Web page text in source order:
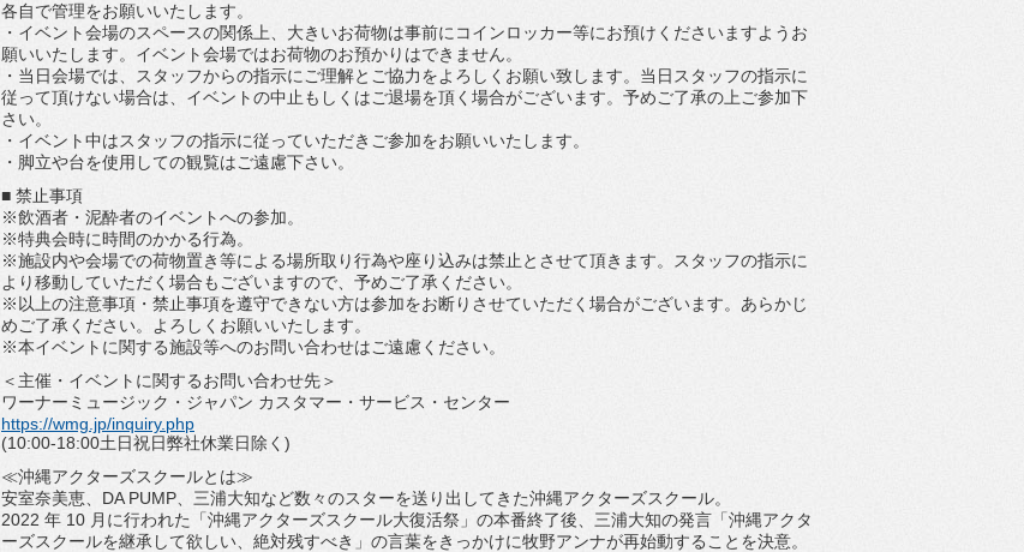
各自で管理をお願いいたします。
・イベント会場のスペースの関係上、 大きいお荷物は事前にコインロッカー等にお預けくださいますよう お
願いいたします。 イベント会場ではお荷物のお預かりはできません。
・当日会場では、
スタッフからの指示にご理解とご協力をよろしくお願い致します。 当日スタッフの指示に
従って頂けない場合は、 イベントの中止もしくはご退場を頂く場合がございます。 予めご了承の上ご参加下
さい。
・ イベント中はスタッフの指示に従っていただきご参加をお願いいた します。
・脚立や台を使用しての観覧はご遠慮下さい。
■ 禁止事項
※飲酒者・泥酔者のイベントへの参加。
※特典会時に時間のかかる行為。
※施設内や会場での荷物置き等による場所取り行為や座り込みは禁止 とさせて頂きます。
スタッフの指示に
より移動していただく場合もございますので、 予めご了承ください。
※以上の注意事項・ 禁止事項を遵守できない方は参加をお断りさせていただく場合がございます。あらかじ
めご了承ください。
よろしくお願いいたします。
※本イベントに関する施設等へのお問い合わせはご遠慮ください。
＜主催・イベントに関するお問い合わせ先＞
ワーナーミュージック・ジャパン カスタマー・サービス・センター
https://wmg.jp/inquiry.php
(10:00-18:00土日祝日弊社休業日除く)
≪沖縄アクターズスクールとは≫
安室奈美恵、DA PUMP、 三浦大知など数々のスターを送り出してきた沖縄アクターズスクール。
2022 年 10 月に行われた「沖縄アクターズスクール大復活祭」の本番終了後、 三浦大知の発言「沖縄アクタ
ーズスクールを継承して欲しい、 絶対残すべき」 の言葉をきっかけに牧野アンナが再始動することを決意。